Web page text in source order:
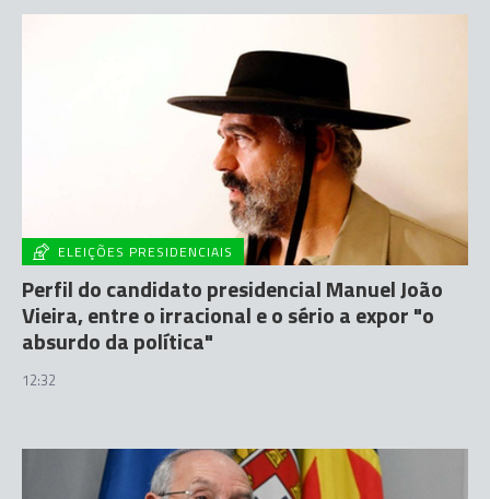
ELEIÇÕES PRESIDENCIAIS
Perfil do candidato presidencial Manuel João
Vieira, entre o irracional e o sério a expor "o
absurdo da política"
12:32